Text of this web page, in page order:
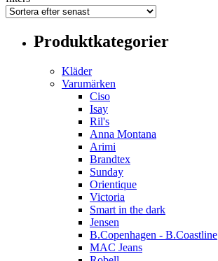
Produktkategorier
Kläder
Varumärken
Ciso
Isay
Ril's
Anna Montana
Arimi
Brandtex
Sunday
Orientique
Victoria
Smart in the dark
Jensen
B.Copenhagen - B.Coastline
MAC Jeans